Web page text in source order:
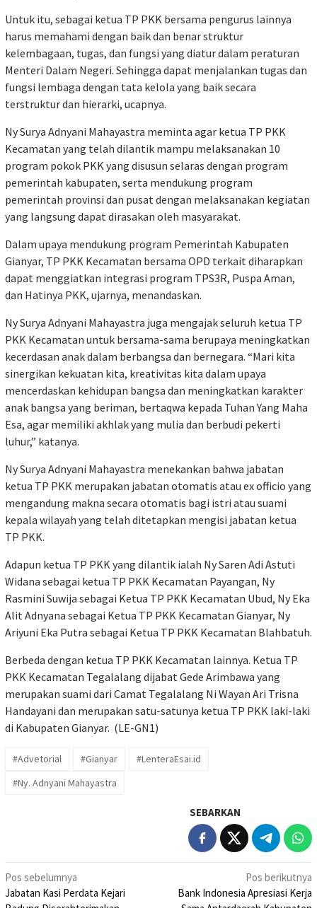
Untuk itu, sebagai ketua TP PKK bersama pengurus lainnya
harus memahami dengan baik dan benar struktur
kelembagaan, tugas, dan fungsi yang diatur dalam peraturan
Menteri Dalam Negeri. Sehingga dapat menjalankan tugas dan
fungsi lembaga dengan tata kelola yang baik secara
terstruktur dan hierarki, ucapnya.
Ny Surya Adnyani Mahayastra meminta agar ketua TP PKK
Kecamatan yang telah dilantik mampu melaksanakan 10
program pokok PKK yang disusun selaras dengan program
pemerintah kabupaten, serta mendukung program
pemerintah provinsi dan pusat dengan melaksanakan kegiatan
yang langsung dapat dirasakan oleh masyarakat.
Dalam upaya mendukung program Pemerintah Kabupaten
Gianyar, TP PKK Kecamatan bersama OPD terkait diharapkan
dapat menggiatkan integrasi program TPS3R, Puspa Aman,
dan Hatinya PKK, ujarnya, menandaskan.
Ny Surya Adnyani Mahayastra juga mengajak seluruh ketua TP
PKK Kecamatan untuk bersama-sama berupaya meningkatkan
kecerdasan anak dalam berbangsa dan bernegara. “Mari kita
sinergikan kekuatan kita, kreativitas kita dalam upaya
mencerdaskan kehidupan bangsa dan meningkatkan karakter
anak bangsa yang beriman, bertaqwa kepada Tuhan Yang Maha
Esa, agar memiliki akhlak yang mulia dan berbudi pekerti
luhur,” katanya.
Ny Surya Adnyani Mahayastra menekankan bahwa jabatan
ketua TP PKK merupakan jabatan otomatis atau ex officio yang
mengandung makna secara otomatis bagi istri atau suami
kepala wilayah yang telah ditetapkan mengisi jabatan ketua
TP PKK.
Adapun ketua TP PKK yang dilantik ialah Ny Saren Adi Astuti
Widana sebagai ketua TP PKK Kecamatan Payangan, Ny
Rasmini Suwija sebagai Ketua TP PKK Kecamatan Ubud, Ny Eka
Alit Adnyana sebagai Ketua TP PKK Kecamatan Gianyar, Ny
Ariyuni Eka Putra sebagai Ketua TP PKK Kecamatan Blahbatuh.
Berbeda dengan ketua TP PKK Kecamatan lainnya. Ketua TP
PKK Kecamatan Tegalalang dijabat Gede Arimbawa yang
merupakan suami dari Camat Tegalalang Ni Wayan Ari Trisna
Handayani dan merupakan satu-satunya ketua TP PKK laki-laki
di Kabupaten Gianyar. (LE-GN1)
#Advetorial #Gianyar
#LenteraEsai.id
#Ny. Adnyani Mahayastra
SEBARKAN
Navigasi
pos
Pos sebelumnya
Jabatan Kasi Perdata Kejari
Pos berikutnya
Bank Indonesia Apresiasi Kerja